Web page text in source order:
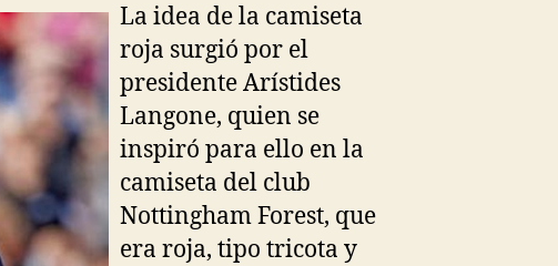
La idea de la camiseta
roja surgió por el
presidente Arístides
Langone, quien se
inspiró para ello en la
camiseta del club
Nottingham Forest, que
era roja, tipo tricota y